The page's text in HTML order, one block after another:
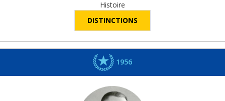
Histoire
DISTINCTIONS
1956